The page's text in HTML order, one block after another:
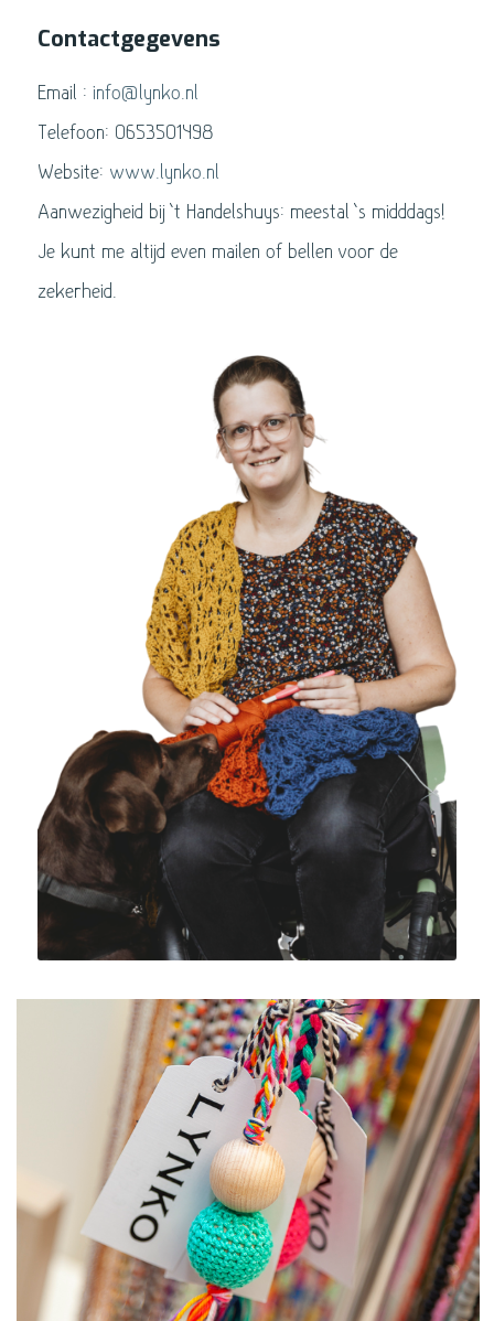
Contactgegevens
Email : info@lynko.nl
Telefoon: 0653501498
Website: www.lynko.nl
Aanwezigheid bij ’t Handelshuys: meestal ’s midddags!
Je kunt me altijd even mailen of bellen voor de
zekerheid.